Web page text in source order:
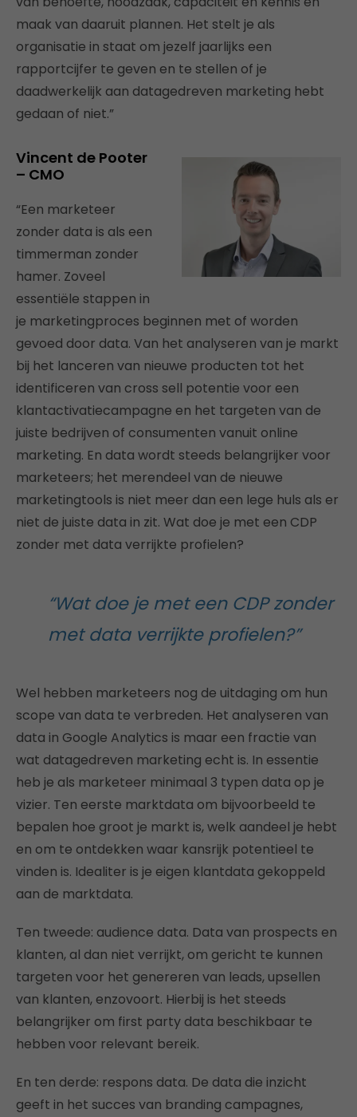
maak van daaruit plannen. Het stelt je als
organisatie in staat om jezelf jaarlijks een
rapportcijfer te geven en te stellen of je
daadwerkelijk aan datagedreven marketing hebt
gedaan of niet.”
Vincent de Pooter
– CMO
“Een marketeer
zonder data is als een
timmerman zonder
hamer. Zoveel
essentiële stappen in
je marketingproces beginnen met of worden
gevoed door data. Van het analyseren van je markt
bij het lanceren van nieuwe producten tot het
identificeren van cross sell potentie voor een
klantactivatiecampagne en het targeten van de
juiste bedrijven of consumenten vanuit online
marketing. En data wordt steeds belangrijker voor
marketeers; het merendeel van de nieuwe
marketingtools is niet meer dan een lege huls als er
niet de juiste data in zit. Wat doe je met een CDP
zonder met data verrijkte profielen?
“Wat doe je met een CDP zonder
met data verrijkte profielen?”
Wel hebben marketeers nog de uitdaging om hun
scope van data te verbreden. Het analyseren van
data in Google Analytics is maar een fractie van
wat datagedreven marketing echt is. In essentie
heb je als marketeer minimaal 3 typen data op je
vizier. Ten eerste marktdata om bijvoorbeeld te
bepalen hoe groot je markt is, welk aandeel je hebt
en om te ontdekken waar kansrijk potentieel te
vinden is. Idealiter is je eigen klantdata gekoppeld
aan de marktdata.
Ten tweede: audience data. Data van prospects en
klanten, al dan niet verrijkt, om gericht te kunnen
targeten voor het genereren van leads, upsellen
van klanten, enzovoort. Hierbij is het steeds
belangrijker om first party data beschikbaar te
hebben voor relevant bereik.
En ten derde: respons data. De data die inzicht
geeft in het succes van branding campagnes,